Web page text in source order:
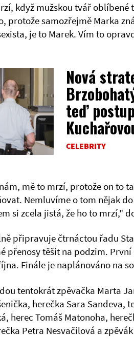
když mužskou tvář oblíbené
protože samozřejmě Marka
je to Marek. Vím to
Nová
teď
CELEBRITY
mě to mrzí, protože on to
Nemluvíme o tom nějak
si zcela jistá, že ho to mrzí,"
připravuje čtrnáctou řadu
přenosy těšit na podzim.
Finále je naplánováno na
tentokrát zpěvačka Marta
herečka Sara Sandeva,
herec Tomáš Matonoha,
Petra Nesvačilová a